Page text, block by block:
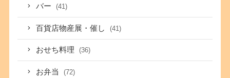
バー (41)
百貨店物産展・催し (41)
おせち料理 (36)
お弁当 (72)